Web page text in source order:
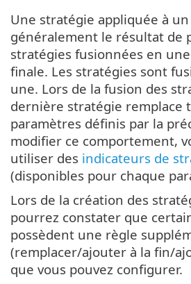
Une stratégie appliquée à
généralement le résultat de
stratégies fusionnées en
finale. Les stratégies sont
une. Lors de la fusion des
dernière stratégie remplace
paramètres définis par la
modifier ce comportement,
utiliser des indicateurs de
(disponibles pour chaque
Lors de la création des
pourrez constater que
possèdent une règle
(remplacer/ajouter à la fin/
que vous pouvez configurer.